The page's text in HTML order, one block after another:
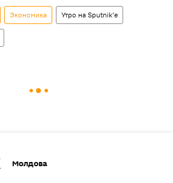
Экономика Утро на Sputnik’e
Молдова